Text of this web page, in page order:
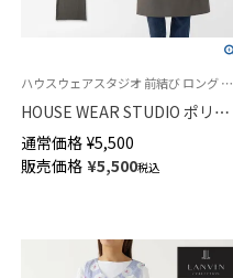
ハウスウェアスタジオ 前結び ロング エプロン 婦人
HOUSE WEAR STUDIO ポリエ
ステルトロ 無地 ポリエステル
100％ 無地 前結び ロング エプ
ロン レディース 70375050
通常価格 ¥5,500
販売価格 ¥5,500税込